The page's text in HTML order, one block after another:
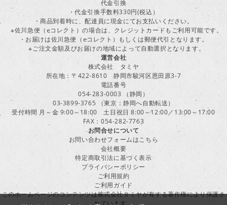
代金引換
・代金引換手数料330円(税込）
・商品到着時に、配達員に現金にてお支払いください。
※佐川急便（eコレクト）の場合は、クレジットカードもご利用可能です。
・お届けは佐川急便（eコレクト）もしくは郵便代引となります。
※ご注文金額及びお届けの地域によって自動選択となります。
運営会社
株式会社 タミヤ
所在地：〒422-8610 静岡市駿河区恩田原3-7
電話番号
054-283-0003 （静岡）
03-3899-3765 （東京：静岡へ自動転送）
受付時間 月～金 9:00～18:00 土日祝日 8:00～12:00／13:00～17:00
FAX：054-282-7763
お問合せについて
お問い合わせフォームはこちら
会社概要
特定商取引法に基づく表示
プライバシーポリシー
ご利用規約
ご利用ガイド
このホームページのコンテンツは株式会社タミヤが有する著作権により保護さ
れています。